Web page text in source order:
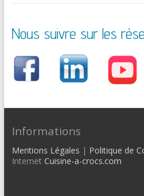
Nous suivre sur les
Informations
Mentions Légales | Politique de
Internet Cuisine-a-crocs.com